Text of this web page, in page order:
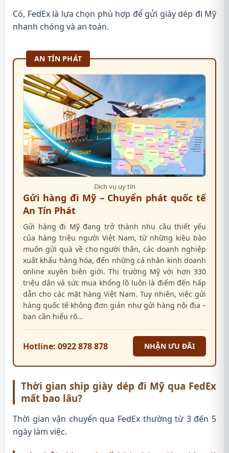
Có, FedEx là lựa chọn phù hợp để gửi giày dép đi Mỹ
nhanh chóng và an toàn.
AN TÍN PHÁT
Dịch vụ uy tín
Gửi hàng đi Mỹ – Chuyển phát quốc tế
An Tín Phát
Gửi hàng đi Mỹ đang trở thành nhu cầu thiết yếu
của hàng triệu người Việt Nam, từ những kiều bào
muốn gửi quà về cho người thân, các doanh nghiệp
xuất khẩu hàng hóa, đến những cá nhân kinh doanh
online xuyên biên giới. Thị trường Mỹ với hơn 330
triệu dân và sức mua khổng lồ luôn là điểm đến hấp
dẫn cho các mặt hàng Việt Nam. Tuy nhiên, việc gửi
hàng quốc tế không đơn giản như gửi hàng nội địa –
bạn cần hiểu rõ…
Hotline: 0922 878 878 NHẬN ƯU ĐÃI
Thời gian ship giày dép đi Mỹ qua FedEx
mất bao lâu?
Thời gian vận chuyển qua FedEx thường từ 3 đến 5
ngày làm việc.